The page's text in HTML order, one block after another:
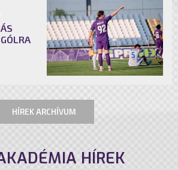
HÍREK ARCHÍVUM
HÍREK